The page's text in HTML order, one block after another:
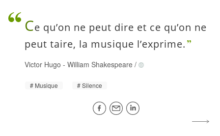
Ce qu’on ne peut dire et ce qu’on ne
peut taire, la musique l’exprime.
Victor Hugo - William Shakespeare /
Musique Silence